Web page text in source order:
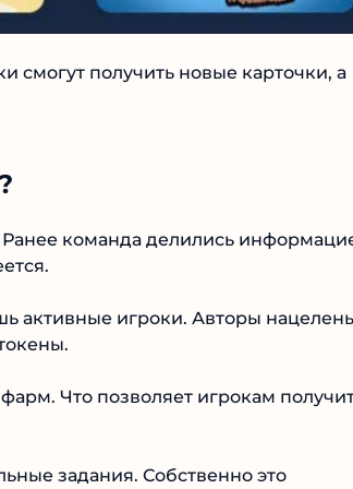
смогут получить новые карточки, а
команда делились
активные игроки. Авторы
Что позволяет игрокам
задания. Собственно это